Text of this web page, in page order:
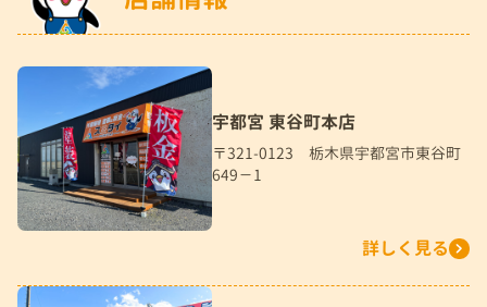
宇都宮 東谷町本店
〒321-0123 栃木県宇都宮市東谷町
649－1
詳しく見る